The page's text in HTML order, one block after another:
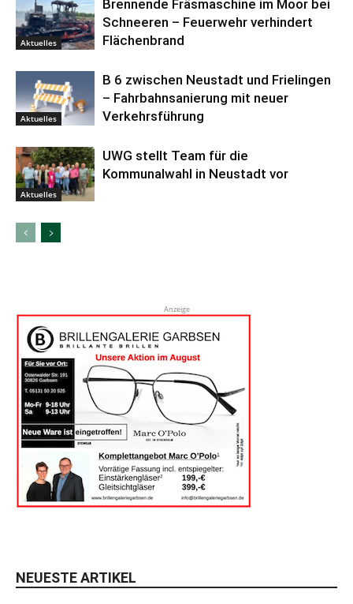
Aktuelles
Brennende Fräsmaschine im Moor bei
Schneeren – Feuerwehr verhindert
Flächenbrand
Aktuelles
B 6 zwischen Neustadt und Frielingen
– Fahrbahnsanierung mit neuer
Verkehrsführung
Aktuelles
UWG stellt Team für die
Kommunalwahl in Neustadt vor
Anzeige
NEUESTE ARTIKEL